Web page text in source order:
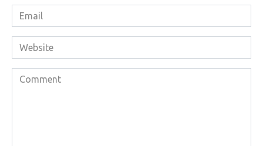
Email
*
Website
Comment